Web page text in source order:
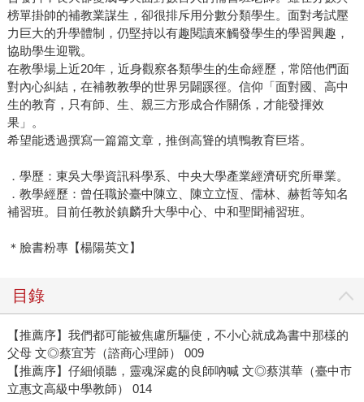
榜單掛帥的補教業謀生，卻很排斥用分數分類學生。面對考試壓
力巨大的升學體制，仍堅持以有趣閱讀來觸發學生的學習興趣，
協助學生迎戰。
在教學場上近20年，近身觀察各類學生的生命經歷，常陪他們面
對內心糾結，在補教教學的世界另闢蹊徑。信仰「面對國、高中
生的教育，只有師、生、親三方形成合作關係，才能發揮效
果」。
希望能透過撰寫一篇篇文章，推倒高聳的填鴨教育巨塔。
．學歷：東吳大學資訊科學系、中央大學產業經濟研究所畢業。
．教學經歷：曾任職於臺中陳立、陳立立恆、儒林、赫哲等知名
補習班。目前任教於鎮麟升大學中心、中和聖聞補習班。
＊臉書粉專【楊陽英文】
目錄
【推薦序】我們都可能被焦慮所驅使，不小心就成為書中那樣的
父母 文◎蔡宜芳（諮商心理師） 009
【推薦序】仔細傾聽，靈魂深處的良師吶喊 文◎蔡淇華（臺中市
立惠文高級中學教師） 014